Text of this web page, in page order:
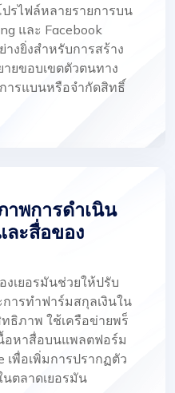
รไฟล์หลายรายการบน
และ Facebook
างยิ่งสำหรับการสร้าง
ยขอบเขตตัวตนทาง
ารแบนหรือจำกัดสิทธิ์
าพการดำเนิน
ละสื่อของ
เยอรมันช่วยให้ปรับ
ารทำฟาร์มสกุลเงินใน
ธิภาพ ใช้เครือข่ายพร็
อหาสื่อบนแพลตฟอร์ม
เพื่อเพิ่มการปรากฏตัว
ตลาดเยอรมัน